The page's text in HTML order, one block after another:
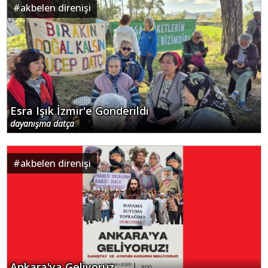
#akbelen direnişi
Esra Işık İzmir'e Gönderildi
dayanışma datça
#akbelen direnişi